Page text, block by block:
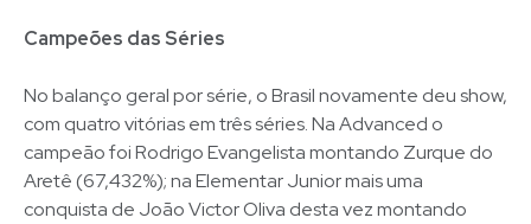
Campeões das Séries
No balanço geral por série, o Brasil novamente deu show,
com quatro vitórias em três séries. Na Advanced o
campeão foi Rodrigo Evangelista montando Zurque do
Aretê (67,432%); na Elementar Junior mais uma
conquista de João Victor Oliva desta vez montando